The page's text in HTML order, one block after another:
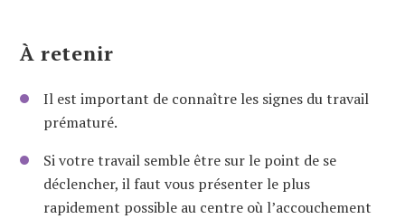
À retenir
Il est important de connaître les signes du travail
prématuré.
Si votre travail semble être sur le point de se
déclencher, il faut vous présenter le plus
rapidement possible au centre où l’accouchement